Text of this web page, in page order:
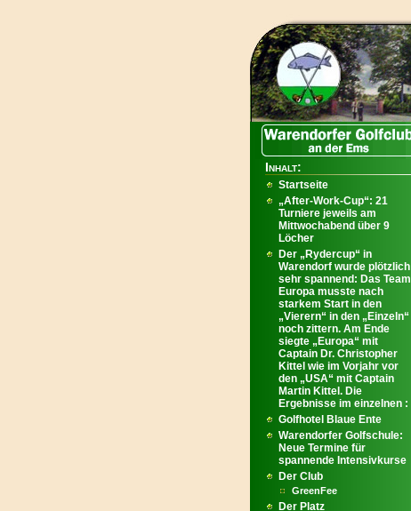
Inhalt:
Startseite
„After-Work-Cup“: 21
Turniere jeweils am
Mittwochabend über 9
Löcher
Der „Rydercup“ in
Warendorf wurde plötzlich
sehr spannend: Das Team
Europa musste nach
starkem Start in den
„Vierern“ in den „Einzeln“
noch zittern. Am Ende
siegte „Europa“ mit
Captain Dr. Christopher
Kittel wie im Vorjahr vor
den „USA“ mit Captain
Martin Kittel. Die
Ergebnisse im einzelnen :
Golfhotel Blaue Ente
Warendorfer Golfschule:
Neue Termine für
spannende Intensivkurse
Der Club
GreenFee
Der Platz